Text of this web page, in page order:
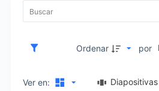
Control de clasificación y
Ordenar por
Ver en: Diapositivas